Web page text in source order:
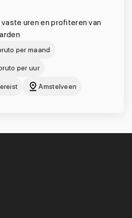
uren en profiteren van
per maand
per uur
Amstelveen